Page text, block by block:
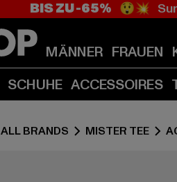
BIS ZU -65% 😲💥
MÄNNER FRAUEN
SCHUHE ACCESSOIRES
ALL BRANDS MISTER TEE